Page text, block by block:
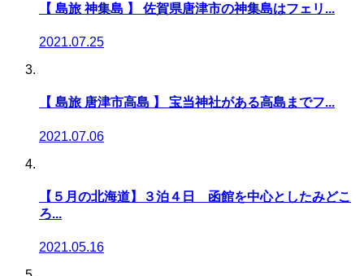
【 島旅 神集島 】 佐賀県唐津市の神集島はフェリ...
2021.07.25
【 島旅 唐津市高島 】 宝当神社がある高島までフ...
2021.07.06
【５月の北海道】３泊４日 函館を中心としたみどこ
ろ...
2021.05.16